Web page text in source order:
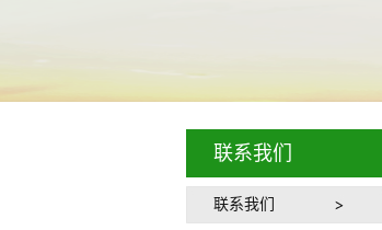
联系我们
联系我们